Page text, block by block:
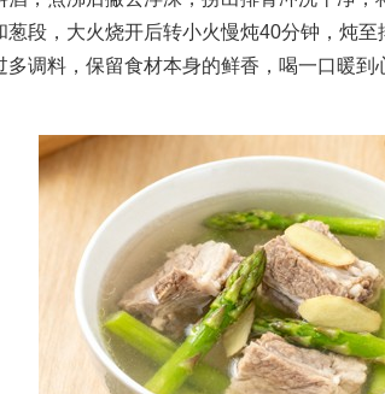
葱段，大火烧开后转小火慢炖40分钟，炖至
多调料，保留食材本身的鲜香，喝一口暖到